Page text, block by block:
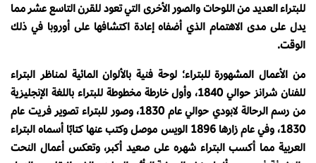
للبتراء العديد من اللوحات والصور الأخرى التي تعود للقرن التاسع عشر مما
يدل على مدى الاهتمام الذي أضفاه إعادة اكتشافها على أوروبا في ذلك
الوقت.
من الأعمال المشهورة للبتراء؛ لوحة فنية بالألوان المائية لمناظر البتراء
للفنان شرانز حوالي 1840، وأول خارطة مخطوطة للبتراء باللغة الإنجليزية
من رسم الرحالة لابودي حوالي عام 1830، وصور للبتراء تصوير فريت عام
1830، وفي عام زارها 1896 الويس موصل وكتب عنها كتابًا أسماه البتراء
العربية مما أكسب البتراء شهره على صعيد أكبر، وتعكس أعمال النحت